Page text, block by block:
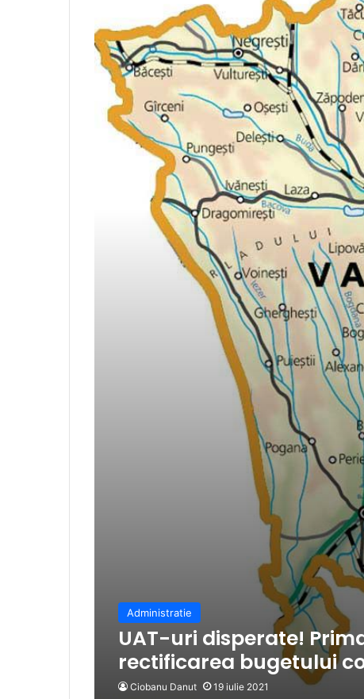
Administratie
UAT-uri disperate!
rectificarea bugetului
Ciobanu Danut 19 iulie 2021